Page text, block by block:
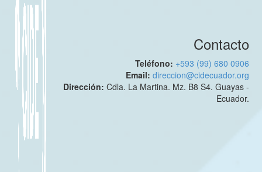
Contacto
Teléfono: +593 (99) 680 0906
Email:direccion@cidecuador.org
Dirección:Cdla. La Martina. Mz. B8 S4. Guayas -
Ecuador.